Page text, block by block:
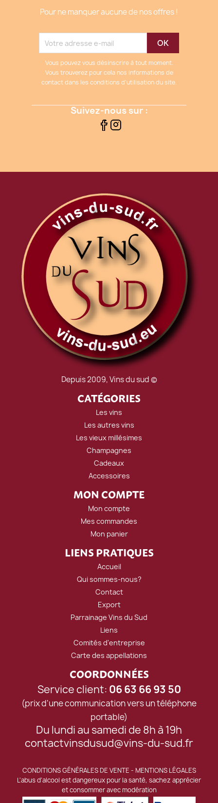
Pour ne manquer aucune de nos offres !
Vous pouvez vous désinscrire à tout moment.
Vous trouverez pour cela nos informations de
contact dans les conditions d'utilisation du site.
Suivez-nous sur :
Depuis 2009, Vins du sud ©
CATÉGORIES
Les vins
Les autres vins
Les vieux millésimes
Champagnes
Cadeaux
Accessoires
MON COMPTE
Mon compte
Mes commandes
Mon panier
LIENS PRATIQUES
Accueil
Qui sommes-nous?
Contact
Export
Parrainage Vins du Sud
Liens
Comités d'entreprise
Carte des appellations
COORDONNÉES
Service client: 06 63 66 93 50
(prix d'une communication vers un téléphone
portable)
Du lundi au samedi de 8h à 19h
contactvinsdusud@vins-du-sud.fr
CONDITIONS GÉNÉRALES DE VENTE - MENTIONS LÉGALES
L'abus d'alcool est dangereux pour la santé, sachez apprécier
et consommer avec modération